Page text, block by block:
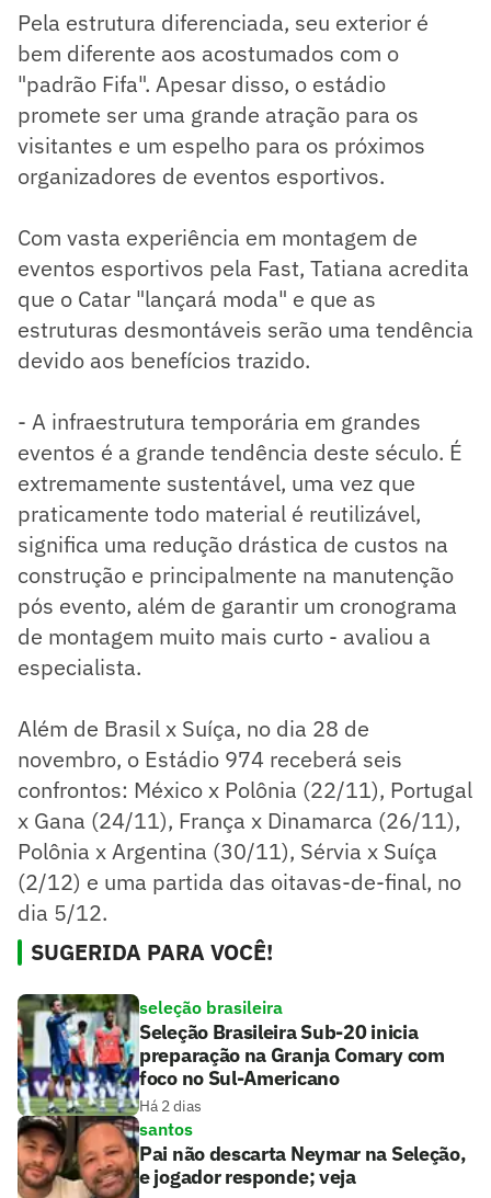
Pela estrutura diferenciada, seu exterior é
bem diferente aos acostumados com o
"padrão Fifa". Apesar disso, o estádio
promete ser uma grande atração para os
visitantes e um espelho para os próximos
organizadores de eventos esportivos.
Com vasta experiência em montagem de
eventos esportivos pela Fast, Tatiana acredita
que o Catar "lançará moda" e que as
estruturas desmontáveis serão uma tendência
devido aos benefícios trazido.
- A infraestrutura temporária em grandes
eventos é a grande tendência deste século. É
extremamente sustentável, uma vez que
praticamente todo material é reutilizável,
significa uma redução drástica de custos na
construção e principalmente na manutenção
pós evento, além de garantir um cronograma
de montagem muito mais curto - avaliou a
especialista.
Além de Brasil x Suíça, no dia 28 de
novembro, o Estádio 974 receberá seis
confrontos: México x Polônia (22/11), Portugal
x Gana (24/11), França x Dinamarca (26/11),
Polônia x Argentina (30/11), Sérvia x Suíça
(2/12) e uma partida das oitavas-de-final, no
dia 5/12.
SUGERIDA PARA VOCÊ!
seleção brasileira
Seleção Brasileira Sub-20 inicia
preparação na Granja Comary com
foco no Sul-Americano
Há 2 dias
santos
Pai não descarta Neymar na Seleção,
e jogador responde; veja